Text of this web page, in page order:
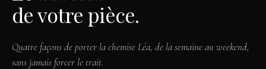
de votre pièce.
Quatre façons de porter la chemise Léa, de la semaine au weekend,
sans jamais forcer le trait.